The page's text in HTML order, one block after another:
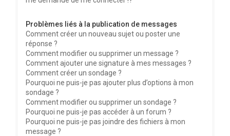
Problèmes liés à la publication de messages
Comment créer un nouveau sujet ou poster une
réponse ?
Comment modifier ou supprimer un message ?
Comment ajouter une signature à mes messages ?
Comment créer un sondage ?
Pourquoi ne puis-je pas ajouter plus d’options à mon
sondage ?
Comment modifier ou supprimer un sondage ?
Pourquoi ne puis-je pas accéder à un forum ?
Pourquoi ne puis-je pas joindre des fichiers à mon
message ?